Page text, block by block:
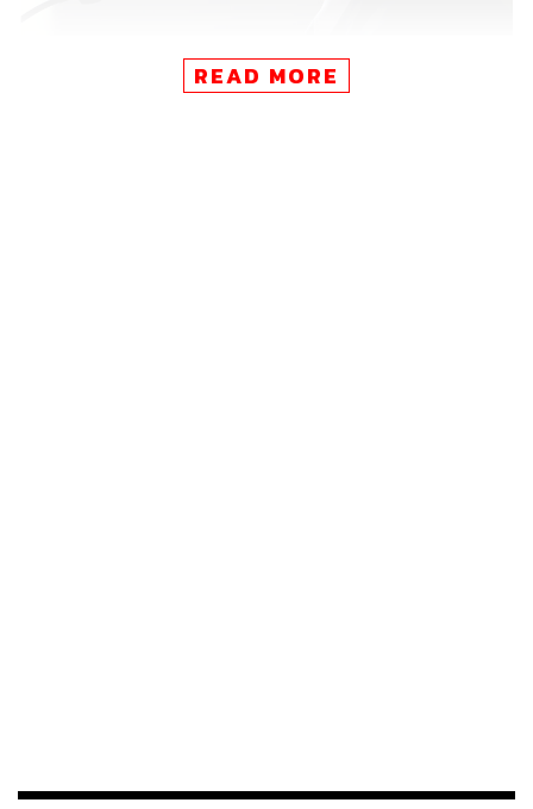
อภิสิทธิ์ เวชชาชีวะ อดีตหัวหน้าพรรคประชาธิปัตย์ แถลงข่าว
จันทร์โอชา แคนดิเดตจากพรรคพลังประชารัฐ และ ธนาธร
READ MORE